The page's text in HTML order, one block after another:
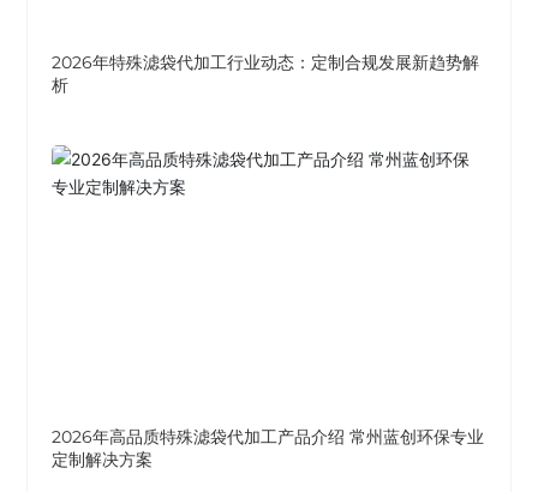
2026年特殊滤袋代加工行业动态：定制合规发展新趋势解
析
2026年高品质特殊滤袋代加工产品介绍 常州蓝创环保专业
定制解决方案